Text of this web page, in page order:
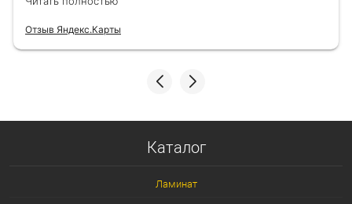
Отзыв Яндекс.Карты
Каталог
Ламинат